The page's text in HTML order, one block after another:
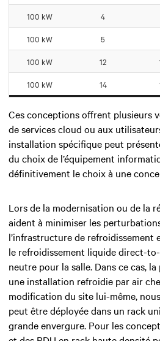
100 kW 4
100 kW 5
100 kW 12
100 kW 14
Ces conceptions offrent plusieurs
de services cloud ou aux
installation spécifique peut
du choix de l’équipement
définitivement le choix à une
Lors de la modernisation ou de la
aident à minimiser les
l’infrastructure de refroidissement
le refroidissement liquide direct-
neutre pour la salle. Dans ce cas,
une installation refroidie par air
modification du site lui-même,
peut être déployée dans un rack
grande envergure. Pour les